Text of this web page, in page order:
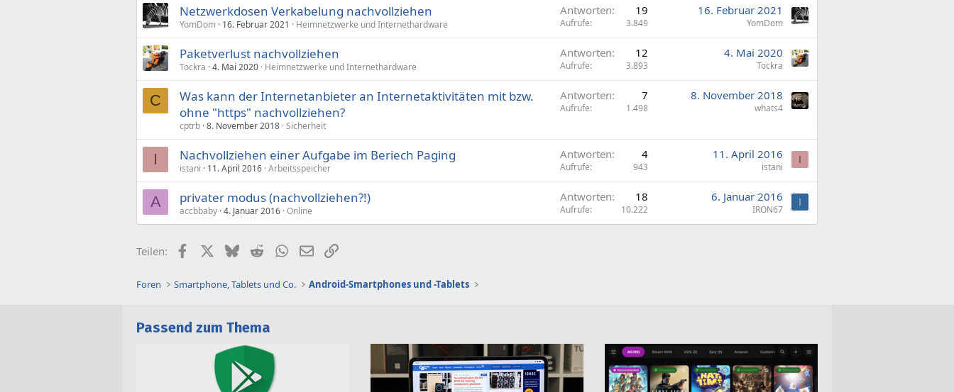
Netzwerkdosen Verkabelung nachvollziehen
YomDom 16. Februar 2021 Heimnetzwerke und Internethardware
Antworten 19
Aufrufe 3.849
16. Februar 2021
YomDom
Paketverlust nachvollziehen
Tockra 4. Mai 2020 Heimnetzwerke und Internethardware
Antworten 12
Aufrufe 3.893
4. Mai 2020
Tockra
C
Was kann der Internetanbieter an Internetaktivitäten mit bzw.
ohne "https" nachvollziehen?
cptrb 8. November 2018 Sicherheit
Antworten 7
Aufrufe 1.498
8. November 2018
whats4
I Nachvollziehen einer Aufgabe im Beriech Paging
istani 11. April 2016 Arbeitsspeicher
Antworten 4
Aufrufe 943
11. April 2016
istani
I
A privater modus (nachvollziehen?!)
accbbaby 4. Januar 2016 Online
Antworten 18
Aufrufe 10.222
6. Januar 2016
IRON67
I
Teilen: FacebookX (Twitter)
BlueskyRedditWhatsApp
E-MailLink
Foren Smartphone, Tablets und Co. Android-Smartphones und -Tablets
Passend zum Thema